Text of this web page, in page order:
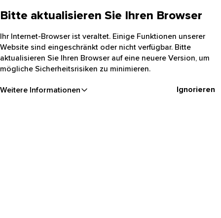
Bitte aktualisieren Sie Ihren Browser
Ihr Internet-Browser ist veraltet. Einige Funktionen unserer
Website sind eingeschränkt oder nicht verfügbar. Bitte
aktualisieren Sie Ihren Browser auf eine neuere Version, um
mögliche Sicherheitsrisiken zu minimieren.
Weitere Informationen Ignorieren